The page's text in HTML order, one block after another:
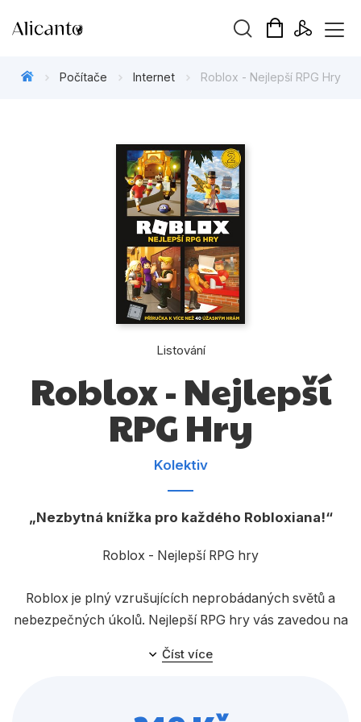
Tipy redakce
Beletrie pro děti
Dárkové zboží
Komiks
Kuchařky
Počítače
Počítače Internet Roblox - Nejlepší RPG Hry
Listování
Roblox - Nejlepší
RPG Hry
Kolektiv
Nezbytná knížka pro každého Robloxiana!
Roblox - Nejlepší RPG hry
Roblox je plný vzrušujících neprobádaných světů a
nebezpečných úkolů. Nejlepší RPG hry vás zavedou na
ostrovy, do kouzelného království víl i do metropole,
Číst více